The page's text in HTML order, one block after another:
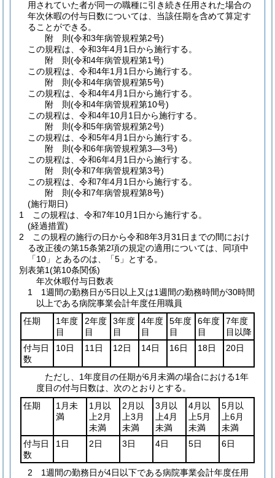
用されていた者が同一の職種に引き続き任用された場合の
年次休暇の付与日数については、当該任期を含めて算定す
ることができる。
附 則(令和3年病管規程第2号)
この規程は、令和3年4月1日から施行する。
附 則(令和4年病管規程第1号)
この規程は、令和4年1月1日から施行する。
附 則(令和4年病管規程第5号)
この規程は、令和4年4月1日から施行する。
附 則(令和4年病管規程第10号)
この規程は、令和4年10月1日から施行する。
附 則(令和5年病管規程第2号)
この規程は、令和5年4月1日から施行する。
附 則(令和6年病管規程第3―3号)
この規程は、令和6年4月1日から施行する。
附 則(令和7年病管規程第3号)
この規程は、令和7年4月1日から施行する。
附 則(令和7年病管規程第8号)
(施行期日)
1
この規程は、令和7年10月1日から施行する。
(経過措置)
2
この規程の施行の日から令和8年3月31日までの間におけ
る改正後の第15条第2項の規定の適用については、同項中
「10」とあるのは、「5」とする。
別表第1(第10条関係)
年次休暇付与日数表
1 1週間の勤務日が5日以上又は1週間の勤務時間が30時間
以上である病院事業会計年度任用職員
任期
1年度
目
2年度
目
3年度
目
4年度
目
5年度
目
6年度
目
7年度
目以降
付与日
数
10日 11日 12日 14日 16日 18日 20日
ただし、1年度目の任期が6月未満の場合における1年
度目の付与日数は、次のとおりとする。
任期
1月未
満
1月以
上2月
未満
2月以
上3月
未満
3月以
上4月
未満
4月以
上5月
未満
5月以
上6月
未満
付与日
数
1日 2日 3日 4日 5日 6日
2 1週間の勤務日が4日以下である病院事業会計年度任用